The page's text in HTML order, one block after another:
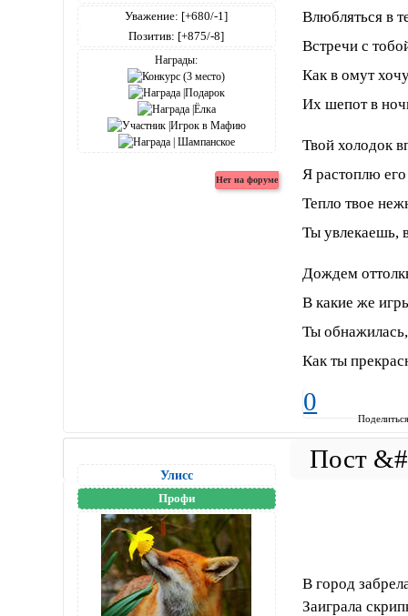
Уважение: [+680/-1]
Позитив: [+875/-8]
Награды:
Влюбляться в
Встречи с
Как в омут
Их шепот в
Твой холодок
Я растоплю
Тепло твое
Ты увлекаешь,
Дождем
В какие же
Ты
Как ты
0
Улисс
Профи
В город
Заиграла